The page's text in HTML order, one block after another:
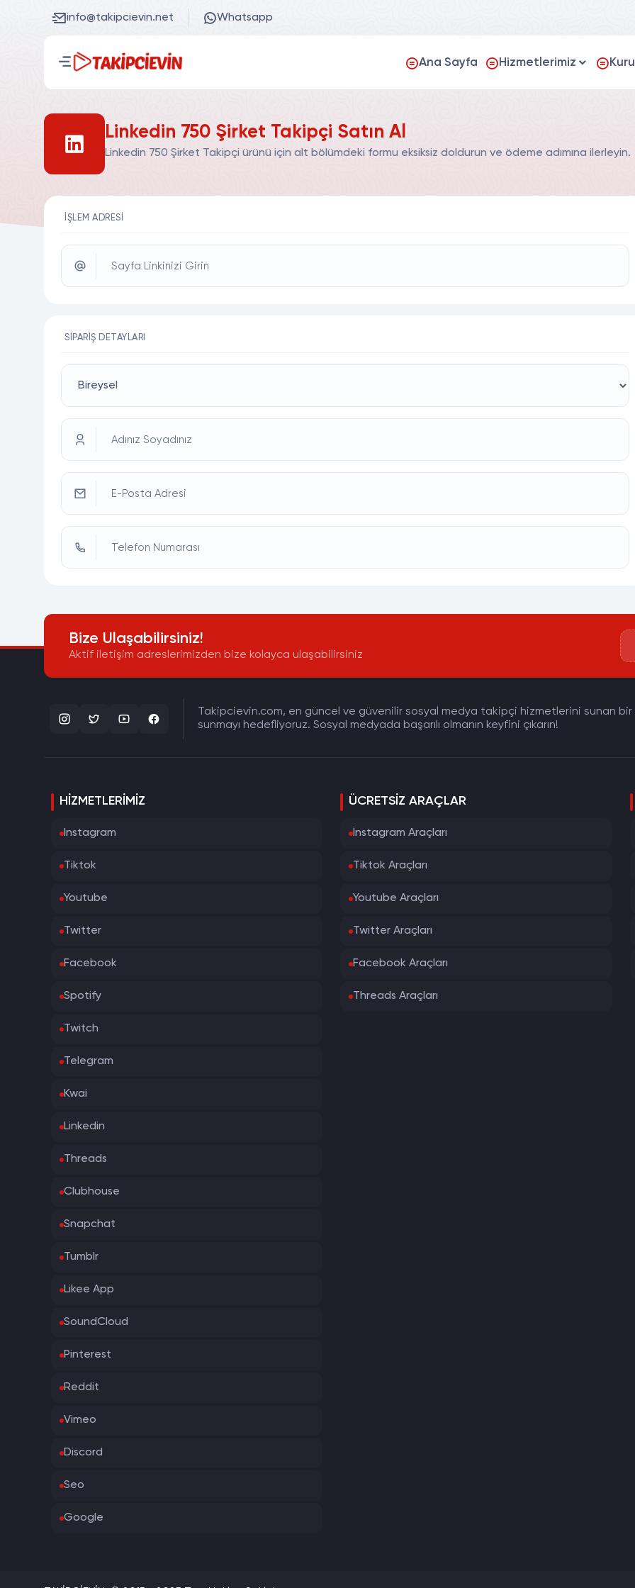
info@takipcievin.net Whatsapp
Ana Sayfa Hizmetlerimiz
Linkedin 750 Şirket Takipçi Satın Al
Linkedin 750 Şirket Takipçi ürünü için alt bölümdeki formu eksiksiz doldurun ve ödeme adımına ilerleyin.
İŞLEM ADRESI
Sayfa Linkinizi Girin
SIPARIŞ DETAYLARI
Adınız Soyadınız
E-Posta Adresi
Telefon Numarası
Bize Ulaşabilirsiniz!
Aktif iletişim adreslerimizden bize kolayca ulaşabilirsiniz
Takipcievin.com, en güncel ve güvenilir sosyal medya takipçi hizmetlerini sunan bir
sunmayı hedefliyoruz. Sosyal medyada başarılı olmanın keyfini çıkarın!
HIZMETLERIMIZ
Instagram
Tiktok
Youtube
Twitter
Facebook
Spotify
Twitch
Telegram
Kwai
Linkedin
Threads
Clubhouse
Snapchat
Tumblr
Likee App
SoundCloud
Pinterest
Reddit
Vimeo
Discord
Seo
Google
ÜCRETSIZ ARAÇLAR
İnstagram Araçları
Tiktok Araçları
Youtube Araçları
Twitter Araçları
Facebook Araçları
Threads Araçları